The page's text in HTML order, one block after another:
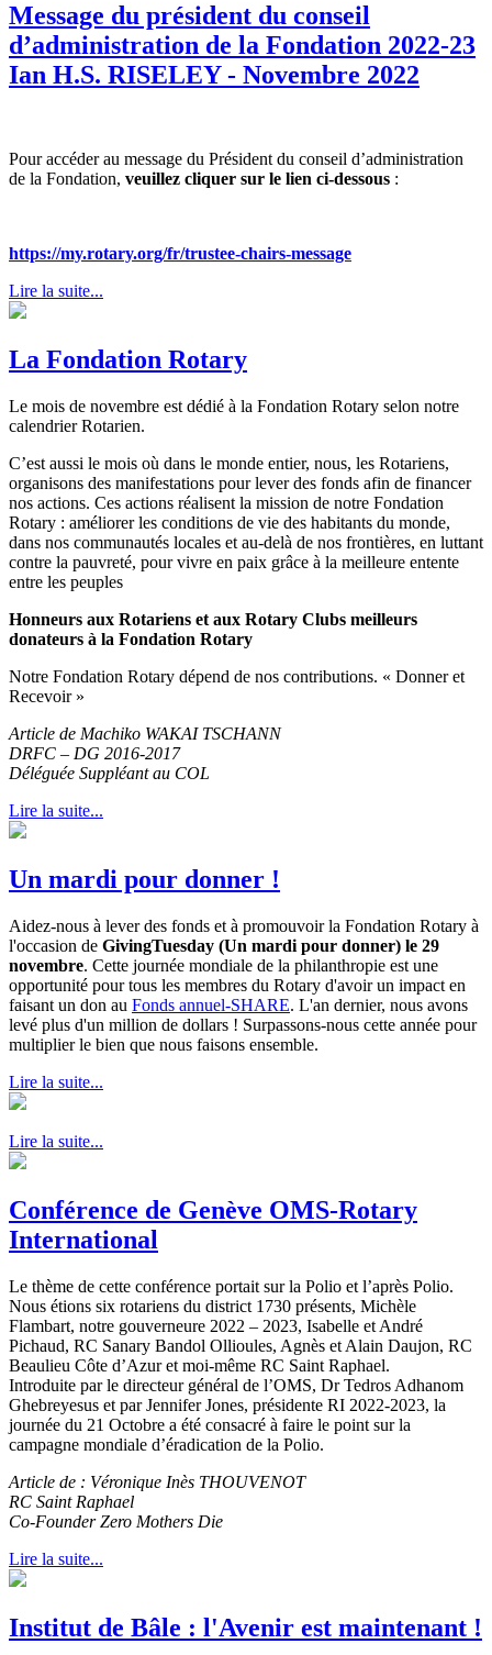
Message du président du conseil
d’administration de la Fondation 2022-23
Ian H.S. RISELEY - Novembre 2022
Pour accéder au message du Président du conseil d’administration
de la Fondation, veuillez cliquer sur le lien ci-dessous :
https://my.rotary.org/fr/trustee-chairs-message
Lire la suite...
La Fondation Rotary
Le mois de novembre est dédié à la Fondation Rotary selon notre
calendrier Rotarien.
C’est aussi le mois où dans le monde entier, nous, les Rotariens,
organisons des manifestations pour lever des fonds afin de financer
nos actions. Ces actions réalisent la mission de notre Fondation
Rotary : améliorer les conditions de vie des habitants du monde,
dans nos communautés locales et au-delà de nos frontières, en luttant
contre la pauvreté, pour vivre en paix grâce à la meilleure entente
entre les peuples
Honneurs aux Rotariens et aux Rotary Clubs meilleurs
donateurs à la Fondation Rotary
Notre Fondation Rotary dépend de nos contributions. « Donner et
Recevoir »
Article de Machiko WAKAI TSCHANN
DRFC – DG 2016-2017
Déléguée Suppléant au COL
Lire la suite...
Un mardi pour donner !
Aidez-nous à lever des fonds et à promouvoir la Fondation Rotary à
l'occasion de GivingTuesday (Un mardi pour donner) le 29
novembre. Cette journée mondiale de la philanthropie est une
opportunité pour tous les membres du Rotary d'avoir un impact en
faisant un don au Fonds annuel-SHARE. L'an dernier, nous avons
levé plus d'un million de dollars ! Surpassons-nous cette année pour
multiplier le bien que nous faisons ensemble.
Lire la suite...
Lire la suite...
Conférence de Genève OMS-Rotary
International
Le thème de cette conférence portait sur la Polio et l’après Polio.
Nous étions six rotariens du district 1730 présents, Michèle
Flambart, notre gouverneure 2022 – 2023, Isabelle et André
Pichaud, RC Sanary Bandol Ollioules, Agnès et Alain Daujon, RC
Beaulieu Côte d’Azur et moi-même RC Saint Raphael.
Introduite par le directeur général de l’OMS, Dr Tedros Adhanom
Ghebreyesus et par Jennifer Jones, présidente RI 2022-2023, la
journée du 21 Octobre a été consacré à faire le point sur la
campagne mondiale d’éradication de la Polio.
Article de : Véronique Inès THOUVENOT
RC Saint Raphael
Co-Founder Zero Mothers Die
Lire la suite...
Institut de Bâle : l'Avenir est maintenant !